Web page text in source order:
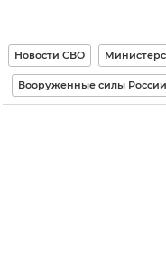
Новости СВО
Вооруженные силы России